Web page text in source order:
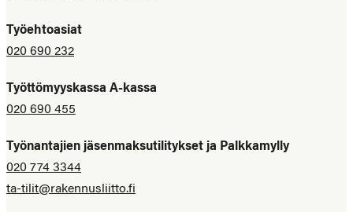
Työehtoasiat
020 690 232
Työttömyyskassa A-kassa
020 690 455
Työnantajien jäsenmaksutilitykset ja Palkkamylly
020 774 3344
ta-tilit@rakennusliitto.fi